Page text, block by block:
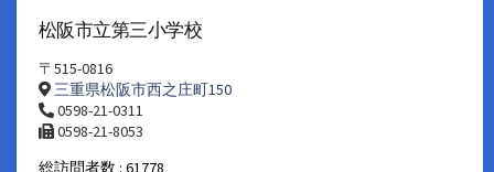
松阪市立第三小学校
〒515-0816
三重県松阪市西之庄町150
0598-21-0311
0598-21-8053
総訪問者数 : 61778